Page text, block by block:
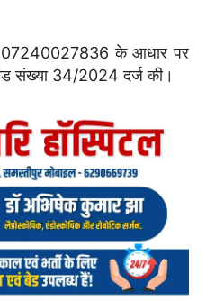
के आधार पर
संख्या 34/2024 दर्ज की।